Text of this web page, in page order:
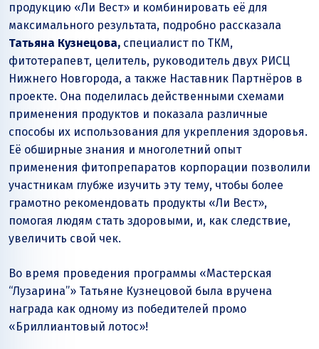
продукцию «Ли Вест» и комбинировать её для
максимального результата, подробно рассказала
Татьяна Кузнецова, специалист по ТКМ,
фитотерапевт, целитель, руководитель двух РИСЦ
Нижнего Новгорода, а также Наставник Партнёров в
проекте. Она поделилась действенными схемами
применения продуктов и показала различные
способы их использования для укрепления здоровья.
Её обширные знания и многолетний опыт
применения фитопрепаратов корпорации позволили
участникам глубже изучить эту тему, чтобы более
грамотно рекомендовать продукты «Ли Вест»,
помогая людям стать здоровыми, и, как следствие,
увеличить свой чек.
Во время проведения программы «Мастерская
“Лузарина”» Татьяне Кузнецовой была вручена
награда как одному из победителей промо
«Бриллиантовый лотос»!